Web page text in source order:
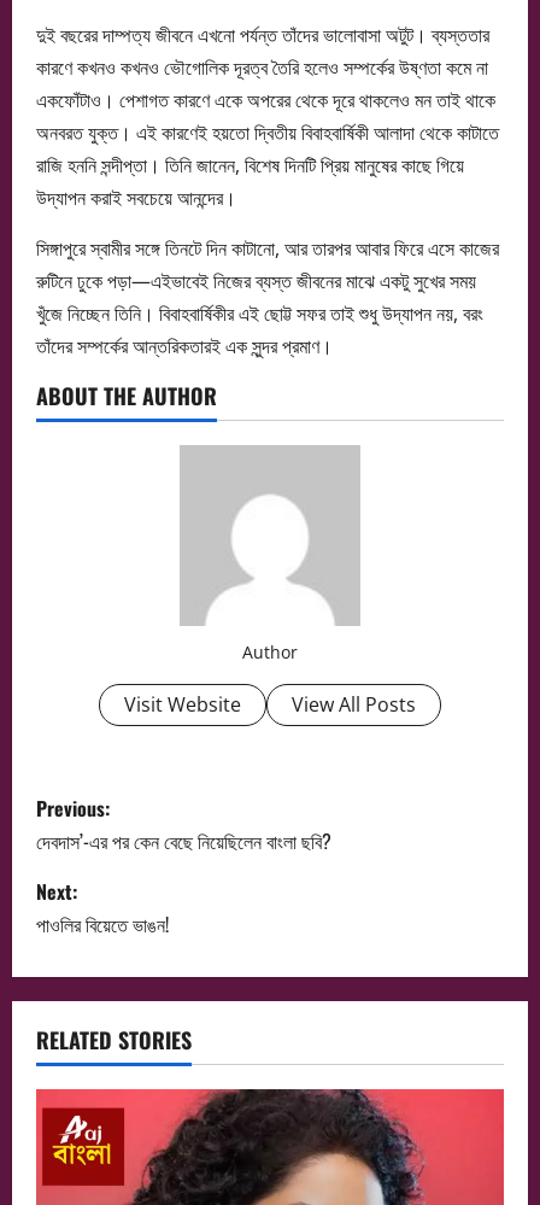
দুই বছরের দাম্পত্য জীবনে এখনো পর্যন্ত তাঁদের ভালোবাসা অটুট। ব্যস্ততার
কারণে কখনও কখনও ভৌগোলিক দূরত্ব তৈরি হলেও সম্পর্কের উষ্ণতা কমে না
একফোঁটাও। পেশাগত কারণে একে অপরের থেকে দূরে থাকলেও মন তাই থাকে
অনবরত যুক্ত। এই কারণেই হয়তো দ্বিতীয় বিবাহবার্ষিকী আলাদা থেকে কাটাতে
রাজি হননি সন্দীপ্তা। তিনি জানেন, বিশেষ দিনটি প্রিয় মানুষের কাছে গিয়ে
উদ্‌যাপন করাই সবচেয়ে আনন্দের।
সিঙ্গাপুরে স্বামীর সঙ্গে তিনটে দিন কাটানো, আর তারপর আবার ফিরে এসে কাজের
রুটিনে ঢুকে পড়া—এইভাবেই নিজের ব্যস্ত জীবনের মাঝে একটু সুখের সময়
খুঁজে নিচ্ছেন তিনি। বিবাহবার্ষিকীর এই ছোট্ট সফর তাই শুধু উদ্‌যাপন নয়, বরং
তাঁদের সম্পর্কের আন্তরিকতারই এক সুন্দর প্রমাণ।
ABOUT THE AUTHOR
Author
Visit Website View All Posts
P
o
s
t
n
a
v
Previous:
দেবদাস’-এর পর কেন বেছে নিয়েছিলেন বাংলা ছবি?
Next:
পাওলির বিয়েতে ভাঙন!
RELATED STORIES